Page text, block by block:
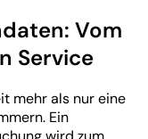
Vom
Service
mehr als nur eine
Ein